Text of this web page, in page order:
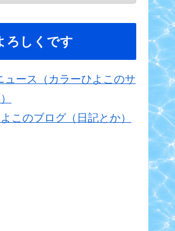
ろしくです
ュース（カラーひよこのサ
このブログ（日記とか）